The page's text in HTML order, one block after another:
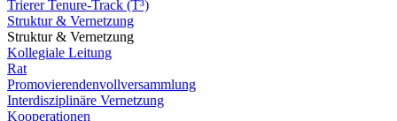
Trierer Tenure-Track (T³)
Struktur & Vernetzung
Struktur & Vernetzung
Kollegiale Leitung
Rat
Promovierendenvollversammlung
Interdisziplinäre Vernetzung
Kooperationen